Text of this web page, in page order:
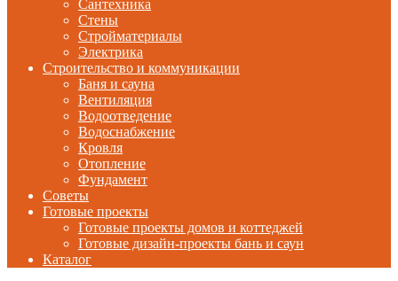
Сантехника
Стены
Стройматериалы
Электрика
Строительство и коммуникации
Баня и сауна
Вентиляция
Водоотведение
Водоснабжение
Кровля
Отопление
Фундамент
Советы
Готовые проекты
Готовые проекты домов и коттеджей
Готовые дизайн-проекты бань и саун
Каталог